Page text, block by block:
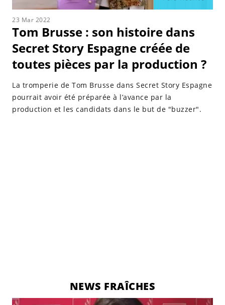
23 Mar 2022
Tom Brusse : son histoire dans
Secret Story Espagne créée de
toutes pièces par la production ?
La tromperie de Tom Brusse dans Secret Story Espagne
pourrait avoir été préparée à l’avance par la
production et les candidats dans le but de "buzzer".
NEWS FRAÎCHES